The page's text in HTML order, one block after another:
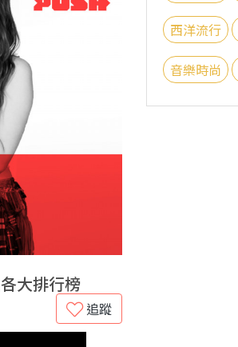
大排行榜
追蹤
西洋流行
音樂時尚